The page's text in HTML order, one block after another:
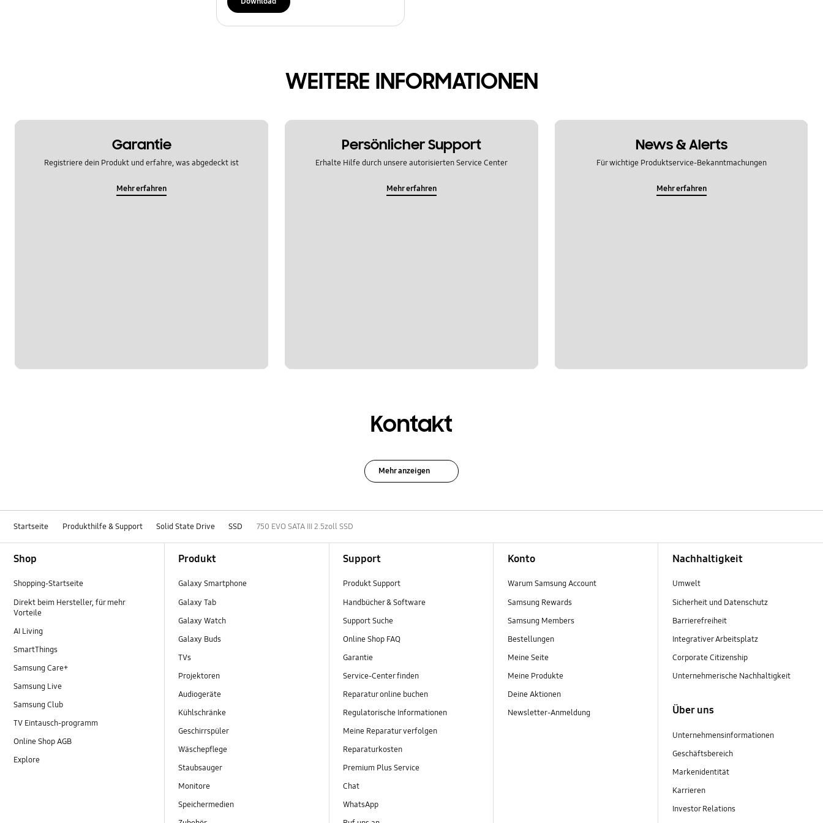
WEITERE INFORMATIONEN
Garantie
Registriere dein Produkt und erfahre, was abgedeckt ist
Mehr erfahren
Persönlicher Support
Erhalte Hilfe durch unsere autorisierten Service Center
Mehr erfahren
News & Alerts
Für wichtige Produktservice-Bekanntmachungen
Mehr erfahren
Kontakt
Mehr anzeigen
Startseite Produkthilfe & Support Solid State Drive SSD 750 EVO SATA III 2.5zoll SSD
Shop
Shopping-Startseite
Direkt beim Hersteller, für mehr
Vorteile
AI Living
SmartThings
Samsung Care+
Samsung Live
Samsung Club
TV Eintausch-programm
Online Shop AGB
Explore
Produkt
Galaxy Smartphone
Galaxy Tab
Galaxy Watch
Galaxy Buds
TVs
Projektoren
Audiogeräte
Kühlschränke
Geschirrspüler
Wäschepflege
Staubsauger
Monitore
Speichermedien
Support
Produkt Support
Handbücher & Software
Support Suche
Online Shop FAQ
Garantie
Service-Center finden
Reparatur online buchen
Regulatorische Informationen
Meine Reparatur verfolgen
Reparaturkosten
Premium Plus Service
Chat
WhatsApp
Konto
Warum Samsung Account
Samsung Rewards
Samsung Members
Bestellungen
Meine Seite
Meine Produkte
Deine Aktionen
Newsletter-Anmeldung
Nachhaltigkeit
Umwelt
Sicherheit und Datenschutz
Barrierefreiheit
Integrativer Arbeitsplatz
Corporate Citizenship
Unternehmerische Nachhaltigkeit
Über uns
Unternehmensinformationen
Geschäftsbereich
Markenidentität
Karrieren
Investor Relations